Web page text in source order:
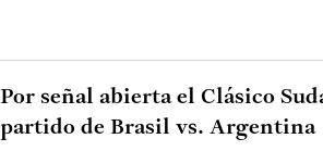
Por señal abierta el Clásico
partido de Brasil vs. Argentina